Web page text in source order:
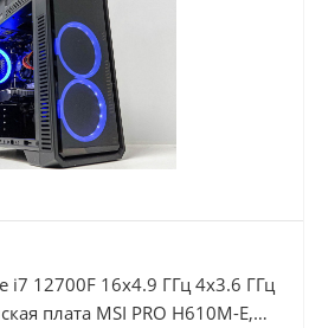
i7 12700F 16x4.9 ГГц 4x3.6 ГГц
плата MSI PRO H610M-E,